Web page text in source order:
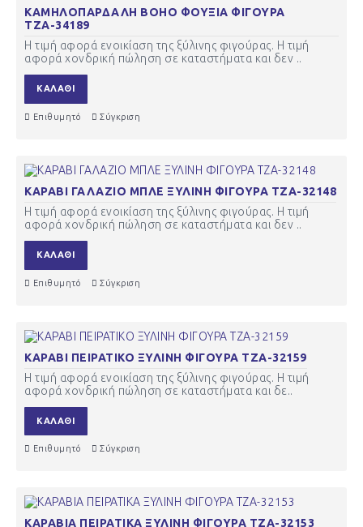
ΚΑΜΗΛΟΠΑΡΔΑΛΗ BOHO ΦΟΥΞΙΑ ΦΙΓΟΥΡΑ
ΤΖΑ-34189
Η τιμή αφορά ενοικίαση της ξύλινης φιγούρας. Η τιμή
αφορά χονδρική πώληση σε καταστήματα και δεν ..
ΚΑΛΆΘΙ
Επιθυμητό Σύγκριση
ΚΑΡΑΒΙ ΓΑΛΑΖΙΟ ΜΠΛΕ ΞΥΛΙΝΗ ΦΙΓΟΥΡΑ ΤΖΑ-32148
Η τιμή αφορά ενοικίαση της ξύλινης φιγούρας. Η τιμή
αφορά χονδρική πώληση σε καταστήματα και δεν ..
ΚΑΛΆΘΙ
Επιθυμητό Σύγκριση
ΚΑΡΑΒΙ ΠΕΙΡΑΤΙΚΟ ΞΥΛΙΝΗ ΦΙΓΟΥΡΑ ΤΖΑ-32159
Η τιμή αφορά ενοικίαση της ξύλινης φιγούρας. Η τιμή
αφορά χονδρική πώληση σε καταστήματα και δε..
ΚΑΛΆΘΙ
Επιθυμητό Σύγκριση
ΚΑΡΑΒΙΑ ΠΕΙΡΑΤΙΚΑ ΞΥΛΙΝΗ ΦΙΓΟΥΡΑ ΤΖΑ-32153